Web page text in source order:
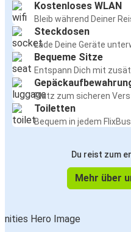
Kostenloses WLAN
Bleib während Deiner
Steckdosen
Lade Deine Geräte
Bequeme Sitze
Entspann Dich mit
Platz zum sicheren
Toiletten
Bequem in jedem
Du reist zum
Mehr über